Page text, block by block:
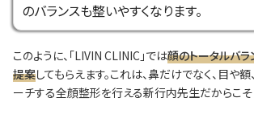
のバランスも整いやすくなります。
このように、「LIVIN CLINIC」では顔のトータルバ
提案してもらえます。これは、鼻だけでなく、目や
ーチする全顔整形を行える新行内先生だからこそ